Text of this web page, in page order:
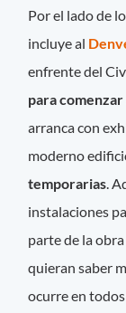
Por el lado de
incluye al
enfrente del
para
arranca con
moderno
temporarias.
instalaciones
parte de la
quieran saber
ocurre en